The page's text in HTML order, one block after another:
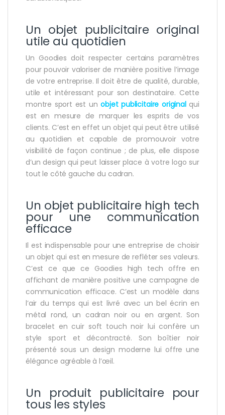
Un objet publicitaire original
utile au quotidien
Un Goodies doit respecter certains paramètres
pour pouvoir valoriser de manière positive l’image
de votre entreprise. Il doit être de qualité, durable,
utile et intéressant pour son destinataire. Cette
montre sport est unobjet publicitaire original qui
est en mesure de marquer les esprits de vos
clients. C’est en effet un objet qui peut être utilisé
au quotidien et capable de promouvoir votre
visibilité de façon continue ; de plus, elle dispose
d’un design qui peut laisser place à votre logo sur
tout le côté gauche du cadran.
Un objet publicitaire high tech
pour une communication
efficace
Il est indispensable pour une entreprise de choisir
un objet qui est en mesure de refléter ses valeurs.
C’est ce que ce Goodies high tech offre en
affichant de manière positive une campagne de
communication efficace. C’est un modèle dans
l’air du temps qui est livré avec un bel écrin en
métal rond, un cadran noir ou en argent. Son
bracelet en cuir soft touch noir lui confère un
style sport et décontracté. Son boîtier noir
présenté sous un design moderne lui offre une
élégance agréable à l’œil.
Un produit publicitaire pour
tous les styles